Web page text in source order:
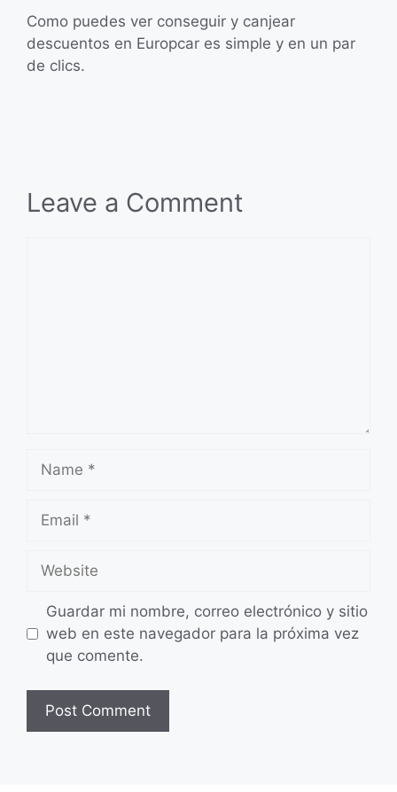
Como puedes ver conseguir y canjear
descuentos en Europcar es simple y en un par
de clics.
Leave a Comment
Name
Email
Website
Guardar mi nombre, correo electrónico y sitio
web en este navegador para la próxima vez
que comente.